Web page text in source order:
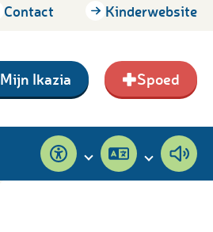
Contact Kinderwebsite
Mijn Ikazia Spoed
Toegankelijkheid
Pagina
vertalen